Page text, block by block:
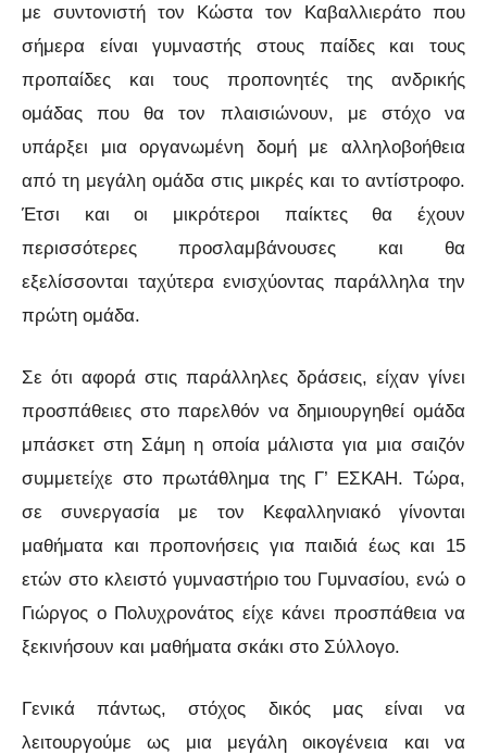
με συντονιστή τον Κώστα τον Καβαλλιεράτο που
σήμερα είναι γυμναστής στους παίδες και τους
προπαίδες και τους προπονητές της ανδρικής
ομάδας που θα τον πλαισιώνουν, με στόχο να
υπάρξει μια οργανωμένη δομή με αλληλοβοήθεια
από τη μεγάλη ομάδα στις μικρές και το αντίστροφο.
Έτσι και οι μικρότεροι παίκτες θα έχουν
περισσότερες προσλαμβάνουσες και θα
εξελίσσονται ταχύτερα ενισχύοντας παράλληλα την
πρώτη ομάδα.
Σε ότι αφορά στις παράλληλες δράσεις, είχαν γίνει
προσπάθειες στο παρελθόν να δημιουργηθεί ομάδα
μπάσκετ στη Σάμη η οποία μάλιστα για μια σαιζόν
συμμετείχε στο πρωτάθλημα της Γ’ ΕΣΚΑΗ. Τώρα,
σε συνεργασία με τον Κεφαλληνιακό γίνονται
μαθήματα και προπονήσεις για παιδιά έως και 15
ετών στο κλειστό γυμναστήριο του Γυμνασίου, ενώ ο
Γιώργος ο Πολυχρονάτος είχε κάνει προσπάθεια να
ξεκινήσουν και μαθήματα σκάκι στο Σύλλογο.
Γενικά πάντως, στόχος δικός μας είναι να
λειτουργούμε ως μια μεγάλη οικογένεια και να